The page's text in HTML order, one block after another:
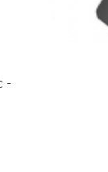
-